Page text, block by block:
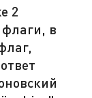
2
флаги, в